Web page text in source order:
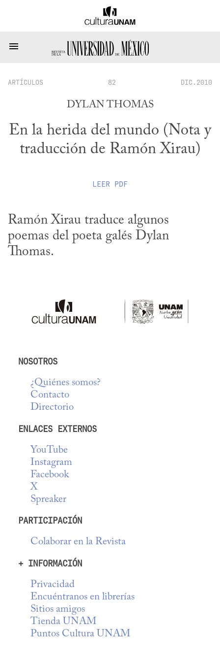
ARTÍCULOS 82 DIC.2010
DYLAN THOMAS
En la herida del mundo (Nota y
traducción de Ramón Xirau)
LEER PDF
Ramón Xirau traduce algunos
poemas del poeta galés Dylan
Thomas.
NOSOTROS
¿Quiénes somos?
Contacto
Directorio
ENLACES EXTERNOS
YouTube
Instagram
Facebook
X
Spreaker
PARTICIPACIÓN
Colaborar en la Revista
+ INFORMACIÓN
Privacidad
Encuéntranos en librerías
Sitios amigos
Tienda UNAM
Puntos Cultura UNAM